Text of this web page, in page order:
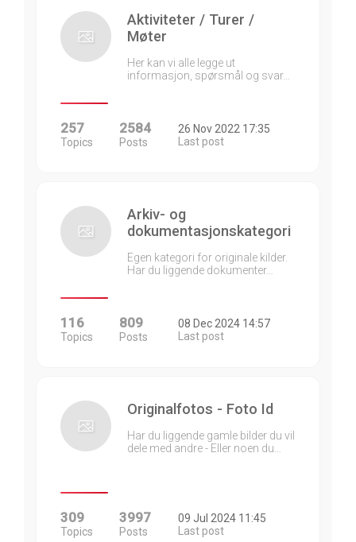
Aktiviteter / Turer /
Møter
Her kan vi alle legge ut
informasjon, spørsmål og svar…
257
Topics
2584
Posts
26 Nov 2022 17:35
Last post
Arkiv- og
dokumentasjonskategori
Egen kategori for originale kilder.
Har du liggende dokumenter…
116
Topics
809
Posts
08 Dec 2024 14:57
Last post
Originalfotos - Foto Id
Har du liggende gamle bilder du vil
dele med andre - Eller noen du…
309
Topics
3997
Posts
09 Jul 2024 11:45
Last post